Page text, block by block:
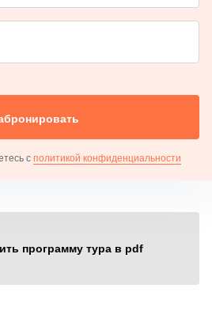
с политикой конфиденциальности
программу тура в pdf